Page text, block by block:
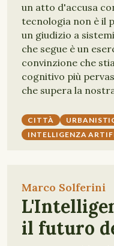
un atto d'accusa
tecnologia non è il
un giudizio a
che segue è un
convinzione che
cognitivo più
che supera la
CITTÀ
INTELLIGENZA
Marco Solferini
il futuro